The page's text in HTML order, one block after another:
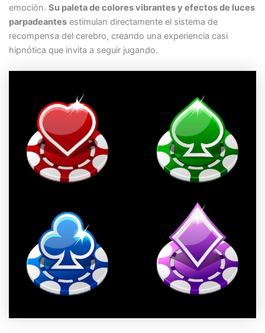
emoción. Su paleta de colores vibrantes y efectos de luces
parpadeantesestimulan directamente el sistema de
recompensa del cerebro, creando una experiencia casi
hipnótica que invita a seguir jugando.